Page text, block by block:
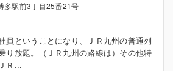
多駅前3丁目25番21号
員ということになり、ＪＲ九州の普通列
り放題。（ＪＲ九州の路線は）その他特
Ｒ...